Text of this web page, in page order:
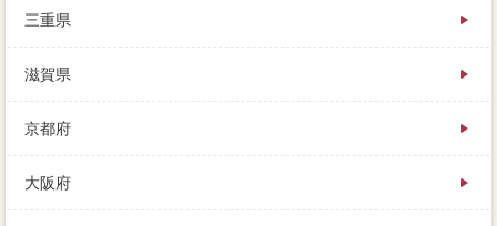
三重県
滋賀県
京都府
大阪府